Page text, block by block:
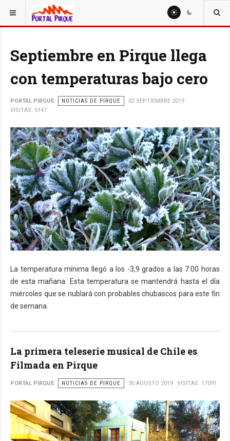
ESTÁ AQUÍ: NOTICIAS
Septiembre en Pirque llega
con temperaturas bajo cero
PORTAL PIRQUE NOTICIAS DE PIRQUE
02 SEPTIEMBRE 2019
VISITAS: 5147
La temperatura mínima llegó a los -3,9 grados a las 7:00 horas
de esta mañana. Esta temperatura se mantendrá hasta el día
miércoles que se nublará con probables chubascos para este fin
de semana.
La primera teleserie musical de Chile es
Filmada en Pirque
PORTAL PIRQUE NOTICIAS DE PIRQUE 30 AGOSTO 2019 VISITAS: 17091